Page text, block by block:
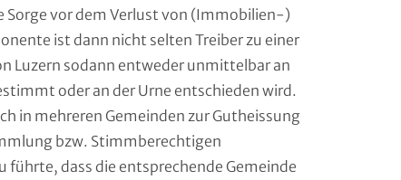
Sorge vor dem Verlust von (Immobilien-)
ist dann nicht selten Treiber zu einer
Luzern sodann entweder unmittelbar an
oder an der Urne entschieden wird.
in mehreren Gemeinden zur Gutheissung
bzw. Stimmberechtigen
führte, dass die entsprechende Gemeinde